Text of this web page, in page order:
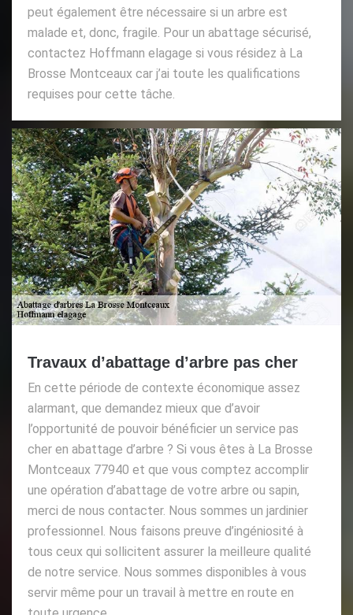
peut également être nécessaire si un arbre est
malade et, donc, fragile. Pour un abattage sécurisé,
contactez Hoffmann elagage si vous résidez à La
Brosse Montceaux car j’ai toute les qualifications
requises pour cette tâche.
Travaux d’abattage d’arbre pas cher
En cette période de contexte économique assez
alarmant, que demandez mieux que d’avoir
l’opportunité de pouvoir bénéficier un service pas
cher en abattage d’arbre ? Si vous êtes à La Brosse
Montceaux 77940 et que vous comptez accomplir
une opération d’abattage de votre arbre ou sapin,
merci de nous contacter. Nous sommes un jardinier
professionnel. Nous faisons preuve d’ingéniosité à
tous ceux qui sollicitent assurer la meilleure qualité
de notre service. Nous sommes disponibles à vous
servir même pour un travail à mettre en route en